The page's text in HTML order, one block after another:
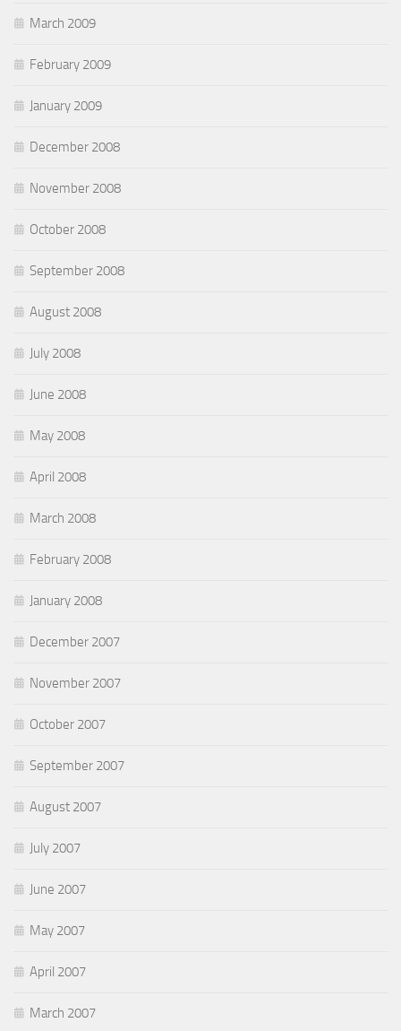
March 2009
February 2009
January 2009
December 2008
November 2008
October 2008
September 2008
August 2008
July 2008
June 2008
May 2008
April 2008
March 2008
February 2008
January 2008
December 2007
November 2007
October 2007
September 2007
August 2007
July 2007
June 2007
May 2007
April 2007
March 2007